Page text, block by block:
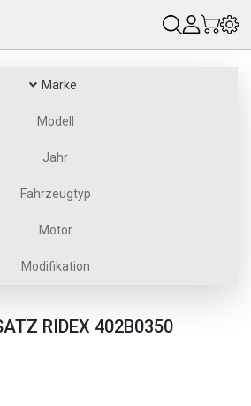
Marke
Modell
Jahr
Fahrzeugtyp
Motor
Modifikation
RIDEX 402B0350